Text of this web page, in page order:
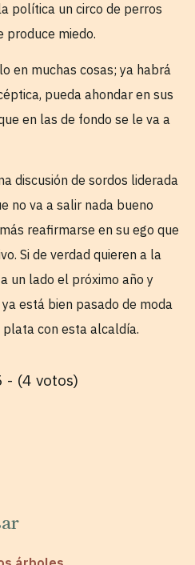
política un circo de perros
produce miedo.
en muchas cosas; ya habrá
pueda ahondar en sus
en las de fondo se le va a
discusión de sordos liderada
no va a salir nada bueno
reafirmarse en su ego que
Si de verdad quieren a la
un lado el próximo año y
está bien pasado de moda
con esta alcaldía.
- (4 votos)